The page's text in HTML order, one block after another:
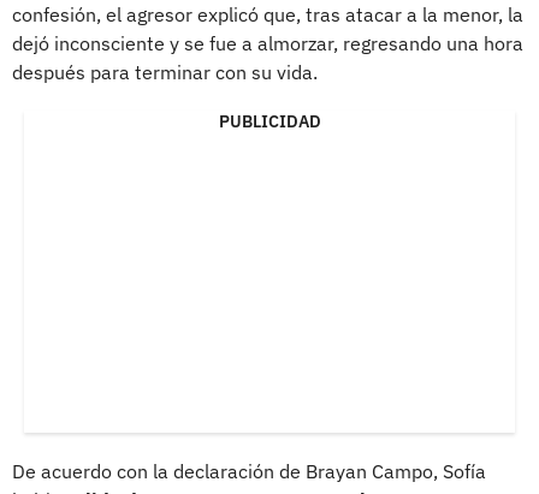
confesión, el agresor explicó que, tras atacar a la menor, la
dejó inconsciente y se fue a almorzar, regresando una hora
después para terminar con su vida.
PUBLICIDAD
De acuerdo con la declaración de Brayan Campo, Sofía